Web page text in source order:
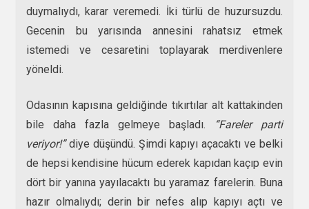
duymalıydı, karar veremedi. İki türlü de huzursuzdu.
Gecenin bu yarısında annesini rahatsız etmek
istemedi ve cesaretini toplayarak merdivenlere
yöneldi.
Odasının kapısına geldiğinde tıkırtılar alt kattakinden
bile daha fazla gelmeye başladı.
“Fareler parti
veriyor!”diye düşündü. Şimdi kapıyı açacaktı ve belki
de hepsi kendisine hücum ederek kapıdan kaçıp evin
dört bir yanına yayılacaktı bu yaramaz farelerin. Buna
hazır olmalıydı; derin bir nefes alıp kapıyı açtı ve